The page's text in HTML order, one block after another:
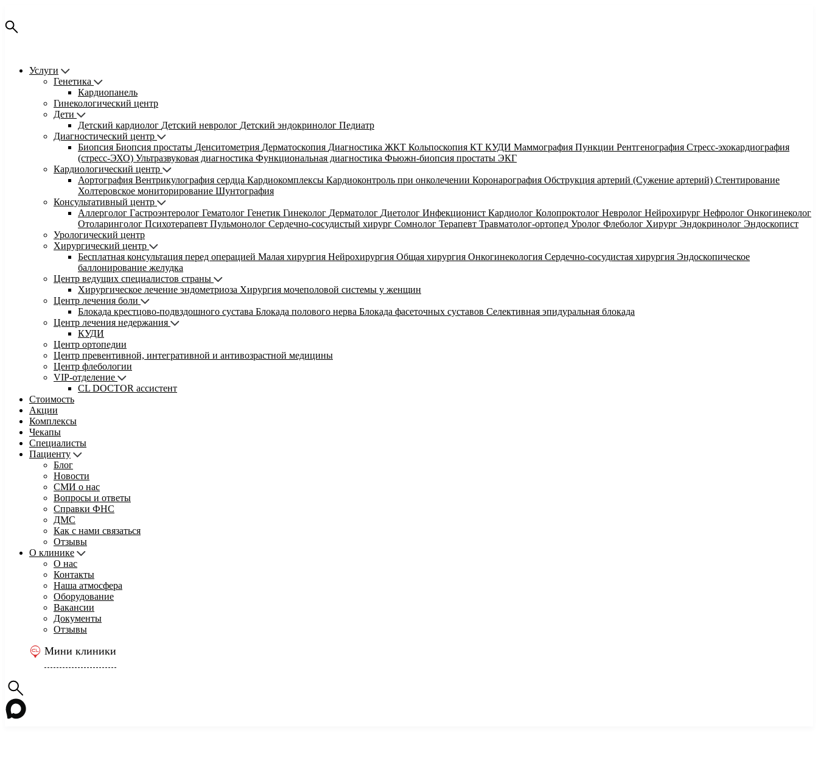
Услуги
Генетика
Кардиопанель
Гинекологический центр
Дети
Детский кардиолог Детский невролог Детский эндокринолог Педиатр
Диагностический центр
Биопсия Биопсия простаты Денситометрия Дерматоскопия Диагностика ЖКТ Кольпоскопия КТ КУДИ Маммография Пункции Рентгенография Стресс-эхокардиография
(стресс-ЭХО) Ультразвуковая диагностика Функциональная диагностика Фьюжн-биопсия простаты ЭКГ
Кардиологический центр
Аортография Вентрикулография сердца Кардиокомплексы Кардиоконтроль при онколечении Коронарография Обструкция артерий (Сужение артерий) Стентирование
Холтеровское мониторирование Шунтография
Консультативный центр
Аллерголог Гастроэнтеролог Гематолог Генетик Гинеколог Дерматолог Диетолог Инфекционист Кардиолог Колопроктолог Невролог Нейрохирург Нефролог Онкогинеколог
Отоларинголог Психотерапевт Пульмонолог Сердечно-сосудистый хирург Сомнолог Терапевт Травматолог-ортопед Уролог Флеболог Хирург Эндокринолог Эндоскопист
Урологический центр
Хирургический центр
Бесплатная консультация перед операцией Малая хирургия Нейрохирургия Общая хирургия Онкогинекология Сердечно-сосудистая хирургия Эндоскопическое
баллонирование желудка
Центр ведущих специалистов страны
Хирургическое лечение эндометриоза Хирургия мочеполовой системы у женщин
Центр лечения боли
Блокада крестцово-подвздошного сустава Блокада полового нерва Блокада фасеточных суставов Селективная эпидуральная блокада
Центр лечения недержания
КУДИ
Центр ортопедии
Центр превентивной, интегративной и антивозрастной медицины
Центр флебологии
VIP-отделение
CL DOCTOR ассистент
Стоимость
Акции
Комплексы
Чекапы
Специалисты
Пациенту
Блог
Новости
СМИ о нас
Вопросы и ответы
Справки ФНС
ДМС
Как с нами связаться
Отзывы
О клинике
О нас
Контакты
Наша атмосфера
Оборудование
Вакансии
Документы
Отзывы
Мини клиники